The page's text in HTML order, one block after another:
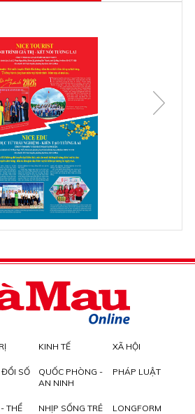
KINH TẾ XÃ HỘI
ĐỔI SỐ
QUỐC PHÒNG -
AN NINH
PHÁP LUẬT
THỂ
NHỊP SỐNG TRẺ LONGFORM